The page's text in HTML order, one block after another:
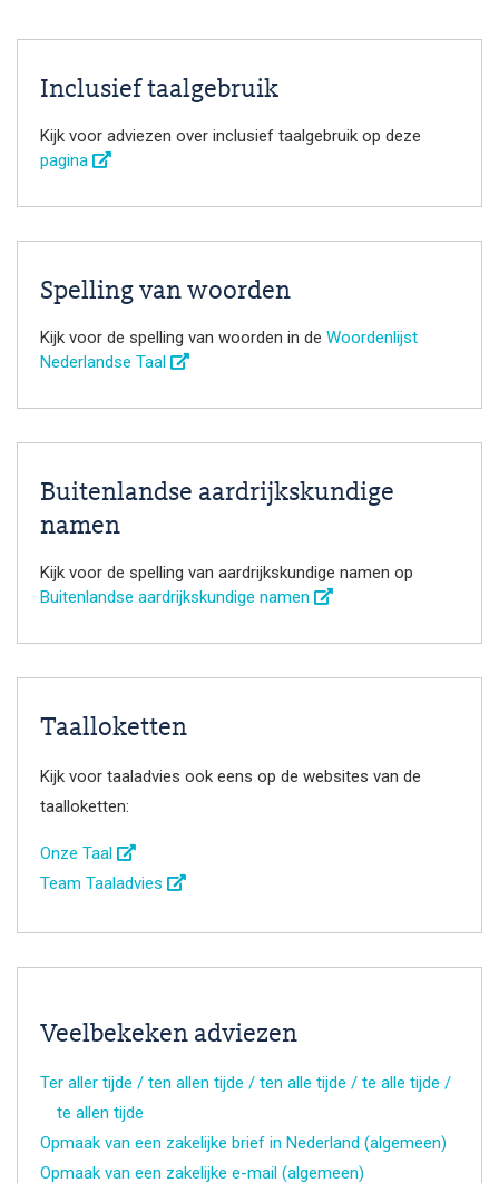
Inclusief taalgebruik
Kijk voor adviezen over inclusief taalgebruik op deze
pagina
Spelling van woorden
Kijk voor de spelling van woorden in de Woordenlijst
Nederlandse Taal
Buitenlandse aardrijkskundige
namen
Kijk voor de spelling van aardrijkskundige namen op
Buitenlandse aardrijkskundige namen
Taalloketten
Kijk voor taaladvies ook eens op de websites van de
taalloketten:
Onze Taal
Team Taaladvies
Veelbekeken adviezen
Ter aller tijde / ten allen tijde / ten alle tijde / te alle tijde /
te allen tijde
Opmaak van een zakelijke brief in Nederland (algemeen)
Opmaak van een zakelijke e-mail (algemeen)